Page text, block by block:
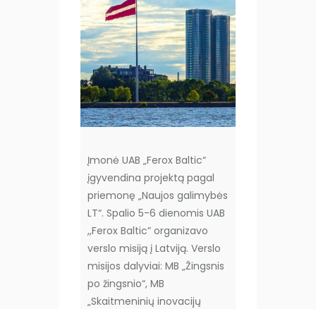
Įmonė UAB „Ferox Baltic“
įgyvendina projektą pagal
priemonę „Naujos galimybės
LT“. Spalio 5-6 dienomis UAB
,,Ferox Baltic” organizavo
verslo misiją į Latviją. Verslo
misijos dalyviai: MB „Žingsnis
po žingsnio“, MB
„Skaitmeninių inovacijų